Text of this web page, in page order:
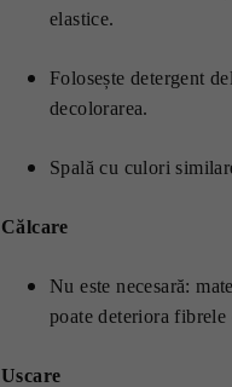
elastice.
Folosește detergent
decolorarea.
Spală cu culori
Călcare
Nu este necesară:
poate deteriora fibrele
Uscare